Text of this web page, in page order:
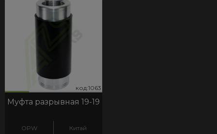
код:1063
Муфта разрывная 19-19
OPW Китай